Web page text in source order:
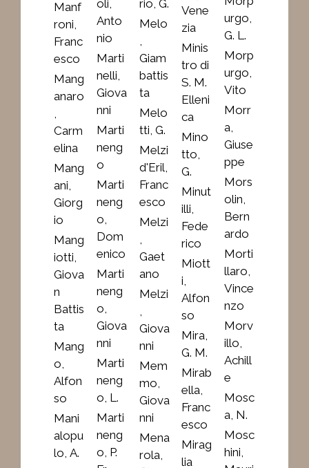
Manf
roni,
Franc
esco
Mang
anaro
Carm
elina
Mang
ani,
Giorg
io
Mang
iotti,
Giova
n
Battis
ta
Mang
o,
Alfon
so
Mani
alopu
lo, A.
oli,
Anto
nio
Marti
nelli,
Giova
nni
Marti
neng
o
Marti
neng
o,
Dom
enico
Marti
neng
o,
Giova
nni
Marti
neng
o, L.
Marti
neng
o, P.
rio, G.
Melo
Giam
battis
ta
Melo
tti, G.
Melzi
d'Eril,
Franc
esco
Melzi
Gaet
ano
Melzi
Giova
nni
Mem
mo,
Giova
nni
Mena
rola,
Vene
zia
Minis
tro di
S. M.
Elleni
ca
Mino
tto,
G.
Minut
illi,
Fede
rico
Miott
i,
Alfon
so
Mira,
G. M.
Mirab
ella,
Franc
esco
Mirag
lia
urgo,
G. L.
Morp
urgo,
Vito
Morr
a,
Giuse
ppe
Mors
olin,
Bern
ardo
Morti
llaro,
Vince
nzo
Morv
illo,
Achill
e
Mosc
a, N.
Mosc
hini,